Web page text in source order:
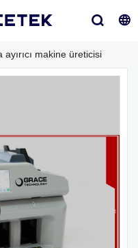
makine üreticisi